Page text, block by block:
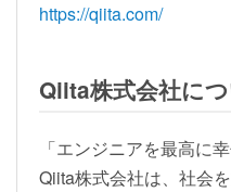
https://qiita.com/
Qiita株式会社に
「エンジニアを最高に
Qiita株式会社は、社会